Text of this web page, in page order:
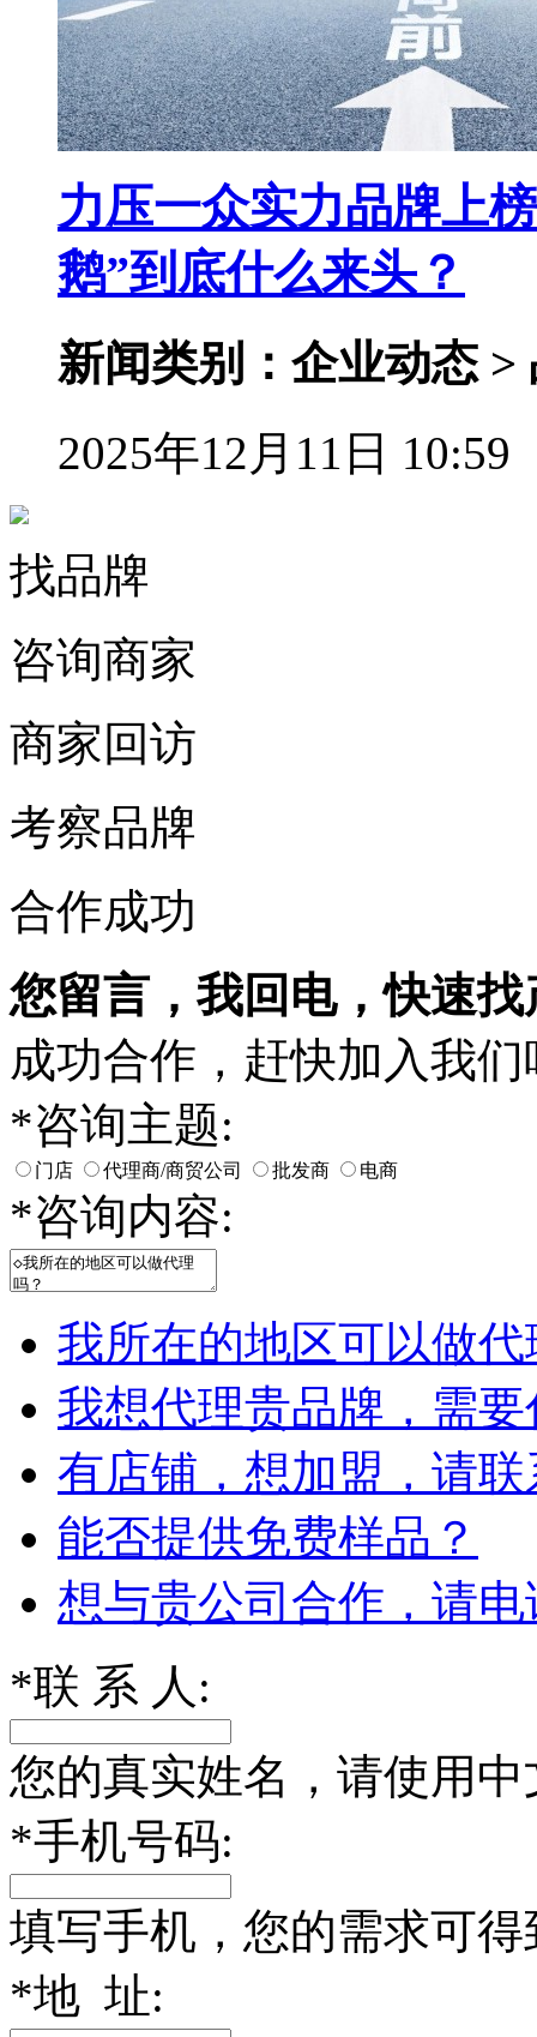
力压一众实力品牌上
鹅”到底什么来头？
新闻类别：企业动态 >
2025年12月11日 10:59
找品牌
咨询商家
商家回访
考察品牌
合作成功
您留言，我回电，快速找
成功合作，赶快加入我们
*咨询主题:
门店 代理商/商贸公司 批发商 电商
*咨询内容:
我所在的地区可以做
我想代理贵品牌，需
有店铺，想加盟，请
能否提供免费样品？
想与贵公司合作，请
*联 系 人:
您的真实姓名，请使用中
*手机号码:
填写手机，您的需求可
*地 址: